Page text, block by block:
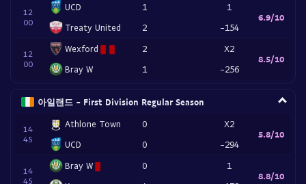
12
00
UCD
Treaty United
1
2
1
-154
6.9/10
12
00
Wexford
Bray W
2
1
X2
-256
8.5/10
아일랜드 - First Division Regular Season
14
45
Athlone Town
UCD
0
0
X2
-294
5.8/10
14
45
Bray W
0
1
8.8/10